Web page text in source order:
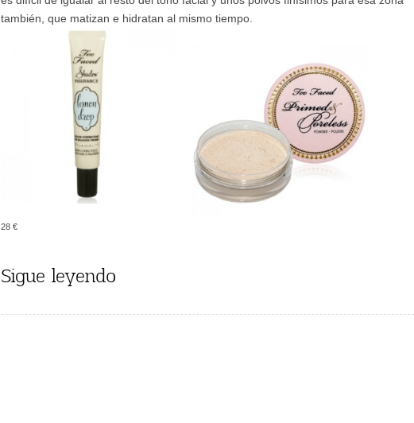
también, que matizan e hidratan al mismo tiempo.
28 €
Sigue leyendo